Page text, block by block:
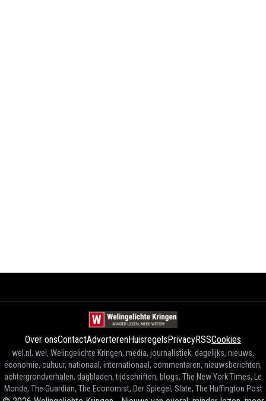
Over onsContactAdverterenHuisregelsPrivacyRSSCookies
wel.nl, wel, Welingelichte Kringen, media, journalistiek, dagelijks, nieuws,
economie, cultuur, nationaal, internationaal, commentaren, nieuwsberichten,
achtergrondverhalen, dagbladen, tijdschriften, blogs, The New York Times, Le
Monde, The Guardian, The Economist, Der Spiegel, Slate, The Huffington Post